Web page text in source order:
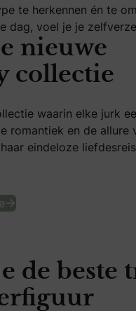
te herkennen én te
dag, voel je je
nieuwe
collectie
waarin elke jurk
romantiek en de allure
eindeloze
de beste